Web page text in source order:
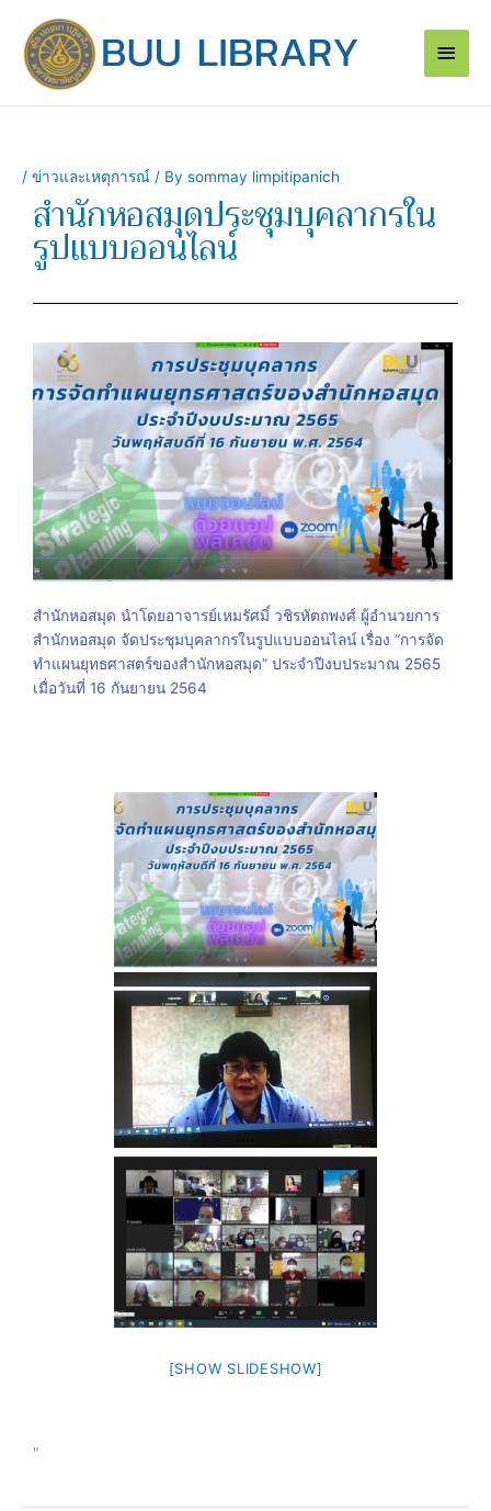
content
Main
/ ข่าวและเหตุการณ์ / By sommay limpitipanich
สำนักหอสมุดประชุมบุคลากรใน
รูปแบบออนไลน์
สำนักหอสมุด นำโดยอาจารย์เหมรัศมิ์ วชิรหัตถพงศ์ ผู้อำนวยการ
สำนักหอสมุด จัดประชุมบุคลากรในรูปแบบออนไลน์ เรื่อง “การจัด
ทำแผนยุทธศาสตร์ของสำนักหอสมุด” ประจำปีงบประมาณ 2565
เมื่อวันที่ 16 กันยายน 2564
[SHOW SLIDESHOW]
"